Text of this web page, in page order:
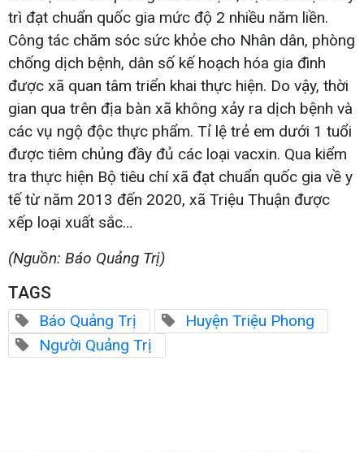
trì đạt chuẩn quốc gia mức độ 2 nhiều năm liền.
Công tác chăm sóc sức khỏe cho Nhân dân, phòng
chống dịch bệnh, dân số kế hoạch hóa gia đình
được xã quan tâm triển khai thực hiện. Do vậy, thời
gian qua trên địa bàn xã không xảy ra dịch bệnh và
các vụ ngộ độc thực phẩm. Tỉ lệ trẻ em dưới 1 tuổi
được tiêm chủng đầy đủ các loại vacxin. Qua kiểm
tra thực hiện Bộ tiêu chí xã đạt chuẩn quốc gia về y
tế từ năm 2013 đến 2020, xã Triệu Thuận được
xếp loại xuất sắc…
(Nguồn: Báo Quảng Trị)
TAGS
Báo Quảng Trị
Huyện Triệu Phong
Người Quảng Trị